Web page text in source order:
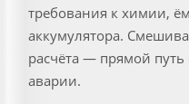
требования к химии,
аккумулятора.
расчёта — прямой
аварии.